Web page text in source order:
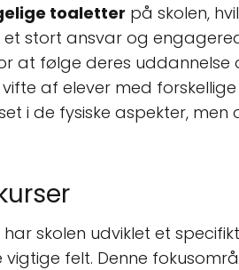
toaletter på skolen,
stort ansvar og
at følge deres
af elever med
i de fysiske aspekter,
har skolen udviklet et specifikt
felt. Denne